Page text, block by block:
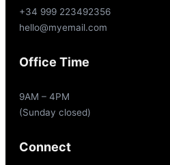
+34 999 223492356
hello@myemail.com
Office Time
9AM – 4PM
(Sunday closed)
Connect